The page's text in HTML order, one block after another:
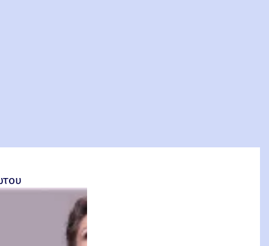
Φακιολάς, Ομότιμος Καθηγητής ΕΜΠ